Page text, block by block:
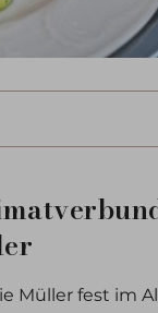
Müller fest im